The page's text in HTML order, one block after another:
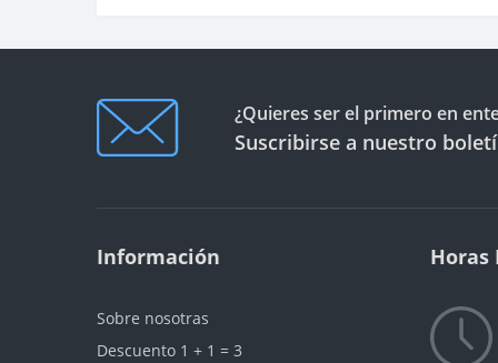
¿Quieres ser el primero en
Suscribirse a nuestro
Información
Sobre nosotras
Descuento 1 + 1 = 3
Horas